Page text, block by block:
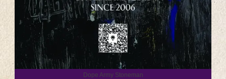
Dope Army Stoneman